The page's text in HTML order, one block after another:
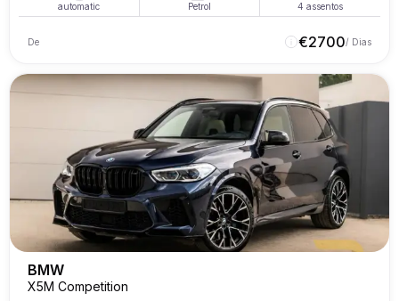
automatic Petrol 4 assentos
De €2700/ Dias
BMW
X5M Competition